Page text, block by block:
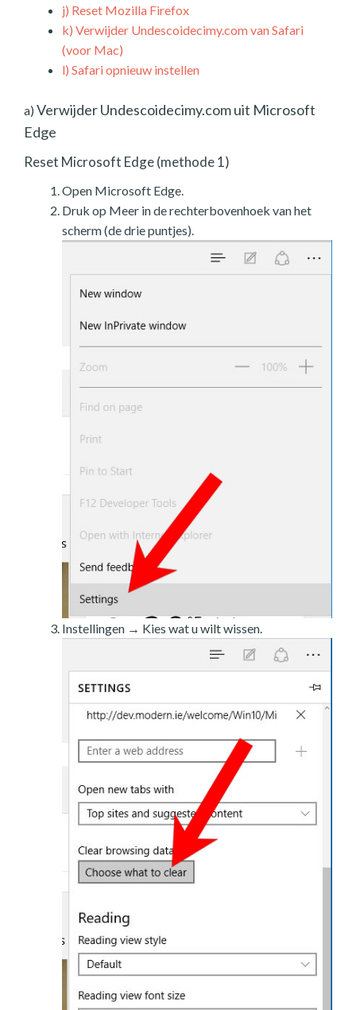
j) Reset Mozilla Firefox
k) Verwijder Undescoidecimy.com van Safari
(voor Mac)
l) Safari opnieuw instellen
a) Verwijder Undescoidecimy.com uit Microsoft
Edge
Reset Microsoft Edge (methode 1)
Open Microsoft Edge.
Druk op Meer in de rechterbovenhoek van het
scherm (de drie puntjes).
Instellingen → Kies wat u wilt wissen.